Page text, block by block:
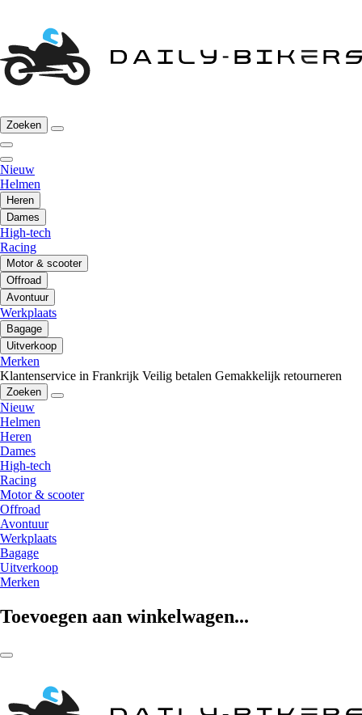
Zoeken
Nieuw
Helmen
Heren
Dames
High-tech
Racing
Motor & scooter
Offroad
Avontuur
Werkplaats
Bagage
Uitverkoop
Merken
Klantenservice in Frankrijk Veilig betalen Gemakkelijk retourneren
Zoeken
Nieuw
Helmen
Heren
Dames
High-tech
Racing
Motor & scooter
Offroad
Avontuur
Werkplaats
Bagage
Uitverkoop
Merken
Toevoegen aan winkelwagen...